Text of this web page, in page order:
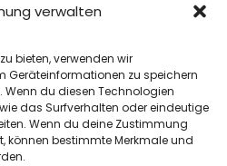
verwalten
bieten, verwenden wir
Geräteinformationen zu speichern
du diesen Technologien
das Surfverhalten oder eindeutige
Wenn du deine Zustimmung
können bestimmte Merkmale und